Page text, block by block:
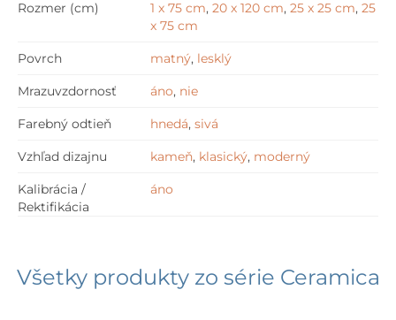
Rozmer (cm) 1 x 75 cm, 20 x 120 cm, 25 x 25 cm, 25
x 75 cm
Povrch matný, lesklý
Mrazuvzdornosť áno, nie
Farebný odtieň hnedá, sivá
Vzhľad dizajnu kameň, klasický, moderný
Kalibrácia /
Rektifikácia
áno
Všetky produkty zo série Ceramica